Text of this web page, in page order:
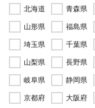
北海道 青森県
山形県
福島県
埼玉県
千葉県
山梨県
長野県
岐阜県
静岡県
京都府
大阪府